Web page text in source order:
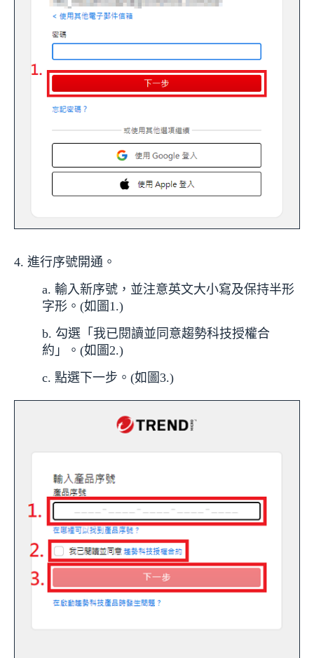
4. 進行序號開通。
a. 輸入新序號，並注意英文大小寫及保持半形
字形。(如圖1.)
b. 勾選「我已閱讀並同意趨勢科技授權合
約」。(如圖2.)
c. 點選下一步。(如圖3.)